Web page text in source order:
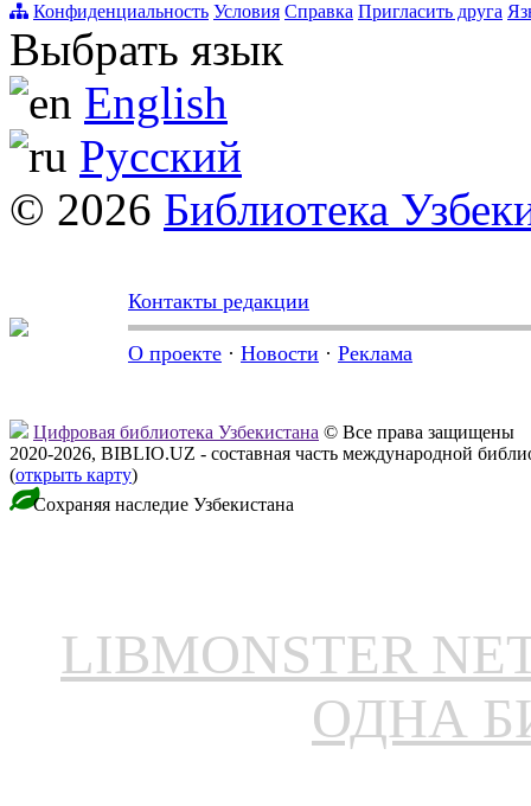
Конфиденциальность Условия Справка Пригласить друга
Выбрать язык
English
Русский
© 2026 Библиотека
Контакты редакции
О проекте · Новости · Реклама
Цифровая библиотека Узбекистана © Все права защищены
2020-2026, BIBLIO.UZ - составная часть международной
(открыть карту)
Сохраняя наследие Узбекистана
LIBMONSTER
ОДНА